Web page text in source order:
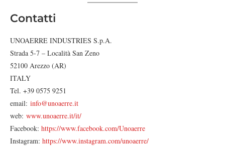
Contatti
UNOAERRE INDUSTRIES S.p.A.
Strada 5-7 – Località San Zeno
52100 Arezzo (AR)
ITALY
Tel. +39 0575 9251
email: info@unoaerre.it
web: www.unoaerre.it/it/
Facebook: https://www.facebook.com/Unoaerre
Instagram: https://www.instagram.com/unoaerre/